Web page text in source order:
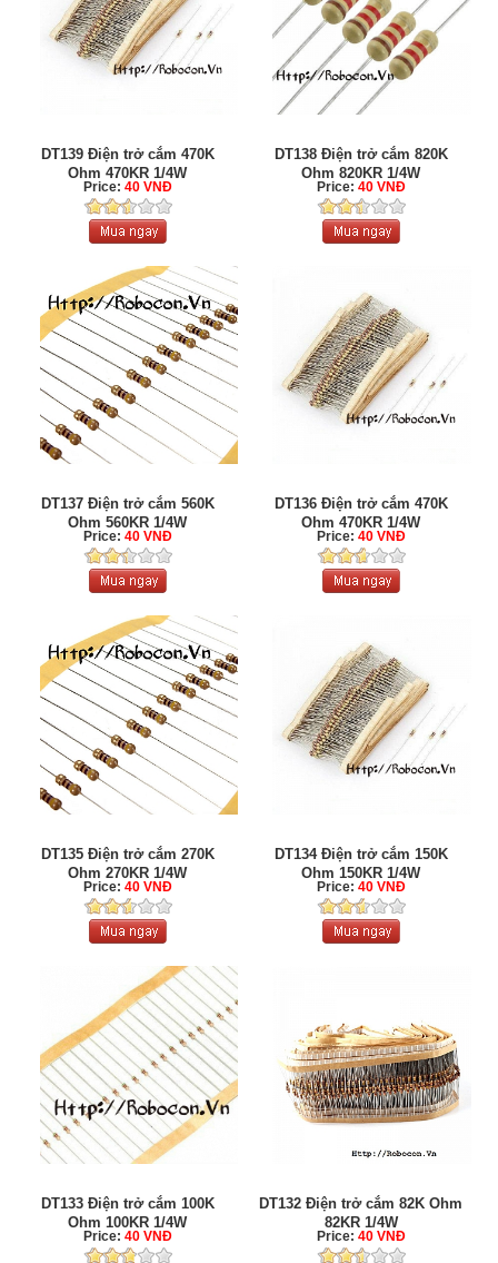
DT139 Điện trở cắm 470K
Ohm 470KR 1/4W
Price: 40 VNĐ
DT138 Điện trở cắm 820K
Ohm 820KR 1/4W
Price: 40 VNĐ
DT137 Điện trở cắm 560K
Ohm 560KR 1/4W
Price: 40 VNĐ
DT136 Điện trở cắm 470K
Ohm 470KR 1/4W
Price: 40 VNĐ
DT135 Điện trở cắm 270K
Ohm 270KR 1/4W
Price: 40 VNĐ
DT134 Điện trở cắm 150K
Ohm 150KR 1/4W
Price: 40 VNĐ
DT133 Điện trở cắm 100K
Ohm 100KR 1/4W
Price: 40 VNĐ
DT132 Điện trở cắm 82K Ohm
82KR 1/4W
Price: 40 VNĐ